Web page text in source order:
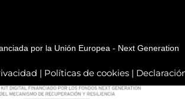
por la Unión Europea - Next Generation
| Políticas de cookies |